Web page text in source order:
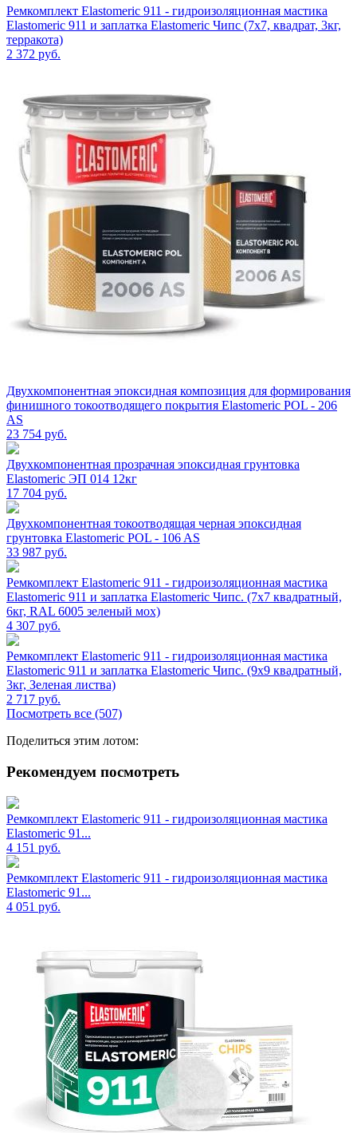
Ремкомплект Elastomeric 911 - гидроизоляционная мастика
Elastomeric 911 и заплатка Elastomeric Чипс (7х7, квадрат, 3кг,
терракота)
2 372 руб.
Двухкомпонентная эпоксидная композиция для формирования
финишного токоотводящего покрытия Elastomeric POL - 206
AS
23 754 руб.
Двухкомпонентная прозрачная эпоксидная грунтовка
Elastomeric ЭП 014 12кг
17 704 руб.
Двухкомпонентная токоотводящая черная эпоксидная
грунтовка Elastomeric POL - 106 AS
33 987 руб.
Ремкомплект Elastomeric 911 - гидроизоляционная мастика
Elastomeric 911 и заплатка Elastomeric Чипс. (7х7 квадратный,
6кг, RAL 6005 зеленый мох)
4 307 руб.
Ремкомплект Elastomeric 911 - гидроизоляционная мастика
Elastomeric 911 и заплатка Elastomeric Чипс. (9х9 квадратный,
3кг, Зеленая листва)
2 717 руб.
Посмотреть все (507)
Поделиться этим лотом:
Рекомендуем посмотреть
Ремкомплект Elastomeric 911 - гидроизоляционная мастика
Elastomeric 91...
4 151 руб.
Ремкомплект Elastomeric 911 - гидроизоляционная мастика
Elastomeric 91...
4 051 руб.